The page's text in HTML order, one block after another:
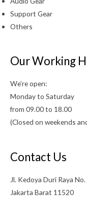
Support Gear
Others
Our Working
We’re open:
Monday to Saturday
from 09.00 to 18.00
(Closed on weekends
Contact Us
Jl. Kedoya Duri Raya
Jakarta Barat 11520